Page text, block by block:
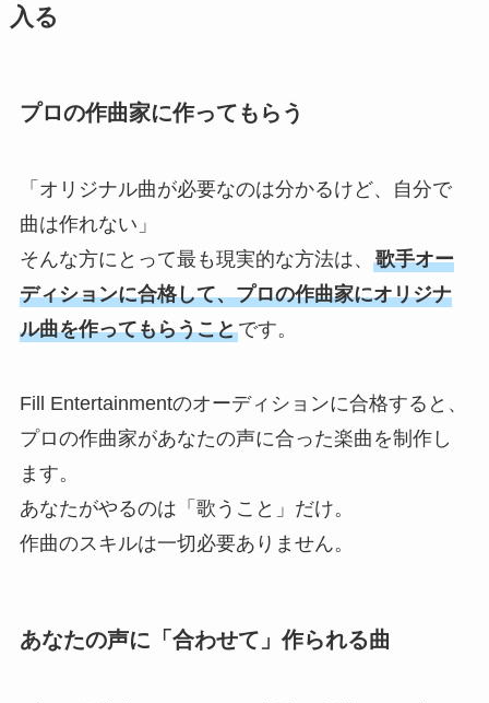
ARTISTS
入る
プロの作曲家に作ってもらう
「オリジナル曲が必要なのは分かるけど、自分で
曲は作れない」
そんな方にとって最も現実的な方法は、 歌手オー
ディションに合格して、プロの作曲家にオリジナ
ル曲を作ってもらうことです。
Fill Entertainmentのオーディションに合格すると、
プロの作曲家があなたの声に合った楽曲を制作し
ます。
あなたがやるのは「歌うこと」だけ。
作曲のスキルは一切必要ありません。
あなたの声に「合わせて」作られる曲